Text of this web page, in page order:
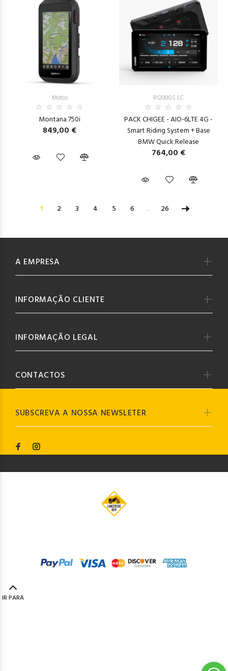
Motos
Montana 750i
849,00 €
R1200GS LC
PACK CHIGEE - AIO-6LTE 4G -
Smart Riding System + Base
BMW Quick Release
764,00 €
1 2 3 4 5 6 ... 26
SUBSCREVA A NOSSA NEWSLETER
A EMPRESA
INFORMAÇÃO CLIENTE
INFORMAÇÃO LEGAL
CONTACTOS
IR PARA